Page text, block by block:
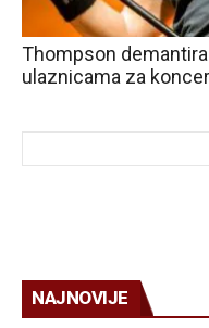
Thompson
ulaznicama za
NAJNOVIJE